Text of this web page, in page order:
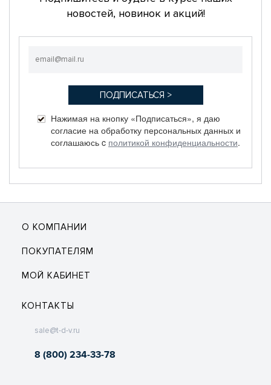
новостей, новинок и акций!
Нажимая на кнопку «Подписаться», я даю
согласие на обработку персональных данных и
соглашаюсь c политикой конфиденциальности.
О КОМПАНИИ
ПОКУПАТЕЛЯМ
МОЙ КАБИНЕТ
КОНТАКТЫ
sale@t-d-v.ru
8 (800) 234-33-78